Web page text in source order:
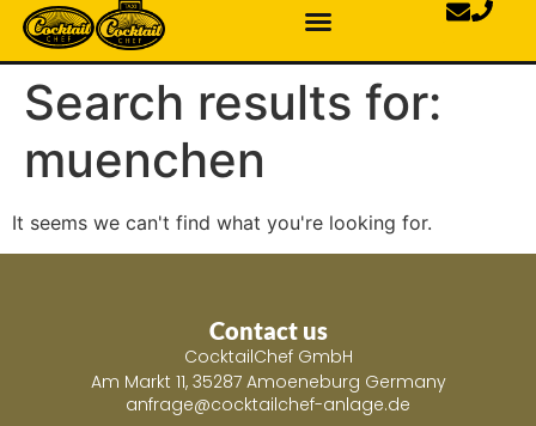
Search results for:
muenchen
It seems we can't find what you're looking for.
Contact us
CocktailChef GmbH
Am Markt 11, 35287 Amoeneburg Germany
anfrage@cocktailchef-anlage.de